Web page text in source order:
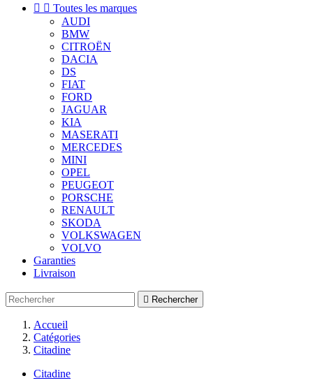
  Toutes les marques
AUDI
BMW
CITROËN
DACIA
DS
FIAT
FORD
JAGUAR
KIA
MASERATI
MERCEDES
MINI
OPEL
PEUGEOT
PORSCHE
RENAULT
SKODA
VOLKSWAGEN
VOLVO
Garanties
Livraison
 Rechercher
Accueil
Catégories
Citadine
Citadine